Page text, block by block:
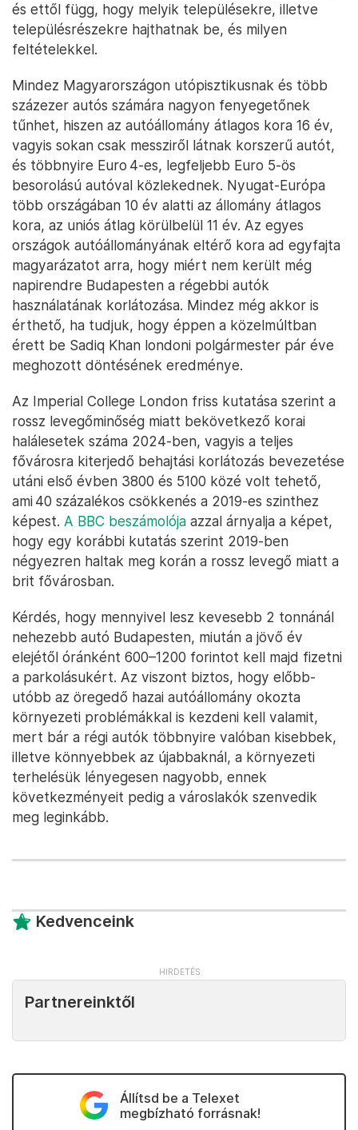
és ettől függ, hogy melyik településekre, illetve
településrészekre hajthatnak be, és milyen
feltételekkel.
Mindez Magyarországon utópisztikusnak és több
százezer autós számára nagyon fenyegetőnek
tűnhet, hiszen az autóállomány átlagos kora 16 év,
vagyis sokan csak messziről látnak korszerű autót,
és többnyire Euro 4-es, legfeljebb Euro 5-ös
besorolású autóval közlekednek. Nyugat-Európa
több országában 10 év alatti az állomány átlagos
kora, az uniós átlag körülbelül 11 év. Az egyes
országok autóállományának eltérő kora ad egyfajta
magyarázatot arra, hogy miért nem került még
napirendre Budapesten a régebbi autók
használatának korlátozása. Mindez még akkor is
érthető, ha tudjuk, hogy éppen a közelmúltban
érett be Sadiq Khan londoni polgármester pár éve
meghozott döntésének eredménye.
Az Imperial College London friss kutatása szerint a
rossz levegőminőség miatt bekövetkező korai
halálesetek száma 2024-ben, vagyis a teljes
fővárosra kiterjedő behajtási korlátozás bevezetése
utáni első évben 3800 és 5100 közé volt tehető,
ami 40 százalékos csökkenés a 2019-es szinthez
képest. A BBC beszámolója azzal árnyalja a képet,
hogy egy korábbi kutatás szerint 2019-ben
négyezren haltak meg korán a rossz levegő miatt a
brit fővárosban.
Kérdés, hogy mennyivel lesz kevesebb 2 tonnánál
nehezebb autó Budapesten, miután a jövő év
elejétől óránként 600–1200 forintot kell majd fizetni
a parkolásukért. Az viszont biztos, hogy előbb-
utóbb az öregedő hazai autóállomány okozta
környezeti problémákkal is kezdeni kell valamit,
mert bár a régi autók többnyire valóban kisebbek,
illetve könnyebbek az újabbaknál, a környezeti
terhelésük lényegesen nagyobb, ennek
következményeit pedig a városlakók szenvedik
meg leginkább.
Kedvenceink
Partnereinktől
Állítsd be a Telexet
megbízható forrásnak!